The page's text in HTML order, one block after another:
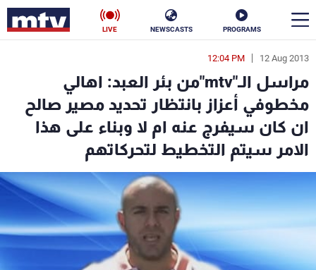
PROGRAMS
NEWSCASTS
LIVE
12 Aug 2013
12:04 PM
مراسل الـ"mtv"من بئر العبد: اهالي
مخطوفي أعزاز بانتظار تحديد مصير صالح
ان كان سيفرج عنه ام لا وبناء على هذا
الامر سيتم التخطيط لتحركاتهم
en
الأخبار
سياسة ناس
إقتصاد فن
منوعات رياضة
كأس العالم